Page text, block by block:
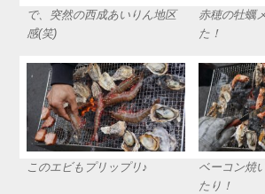
で、突然の西成あいりん地区
感(笑)
赤穂の牡蠣
た！
このエビもプリップリ♪
ベーコン焼
たり！